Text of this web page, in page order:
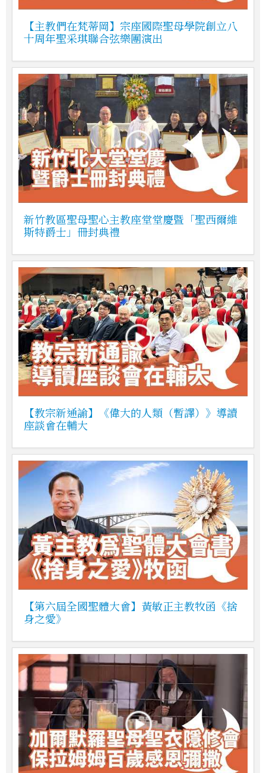
【主教們在梵蒂岡】宗座國際聖母學院創立八
十周年聖采琪聯合弦樂團演出
新竹教區聖母聖心主教座堂堂慶暨「聖西爾維
斯特爵士」冊封典禮
【教宗新通諭】《偉大的人類（暫譯）》導讀
座談會在輔大
【第六屆全國聖體大會】黃敏正主教牧函《捨
身之愛》